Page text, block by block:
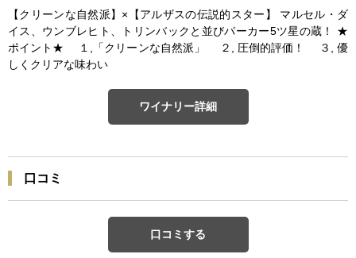
【クリーンな自然派】×【アルザスの伝説的スター】 マルセル・ダ
イス、ウンブレヒト、トリンバックと並びパーカー5ツ星の蔵！ ★
ポイント★ １,「クリーンな自然派」 ２, 圧倒的評価！ ３, 優
しくクリアな味わい
ワイナリー詳細
口コミ
口コミする